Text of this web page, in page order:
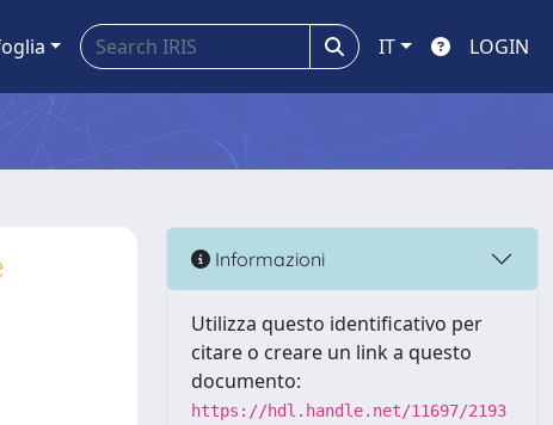
IT LOGIN
Informazioni
Utilizza questo identificativo per
citare o creare un link a questo
documento:
https://hdl.handle.net/11697/2193